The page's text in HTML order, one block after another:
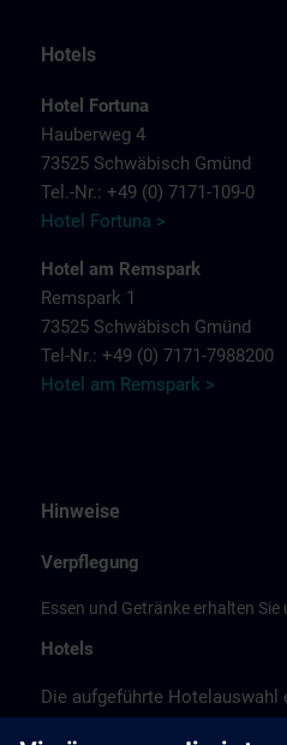
Hotels
Hotel Fortuna
Hauberweg 4
73525 Schwäbisch Gmünd
Tel.-Nr.: +49 (0) 7171-109-0
Hotel Fortuna >
Hotel am Remspark
Remspark 1
73525 Schwäbisch Gmünd
Tel-Nr.: +49 (0) 7171-7988200
Hotel am Remspark >
Hinweise
Verpflegung
Essen und Getränke erhalten Sie
Hotels
Die aufgeführte